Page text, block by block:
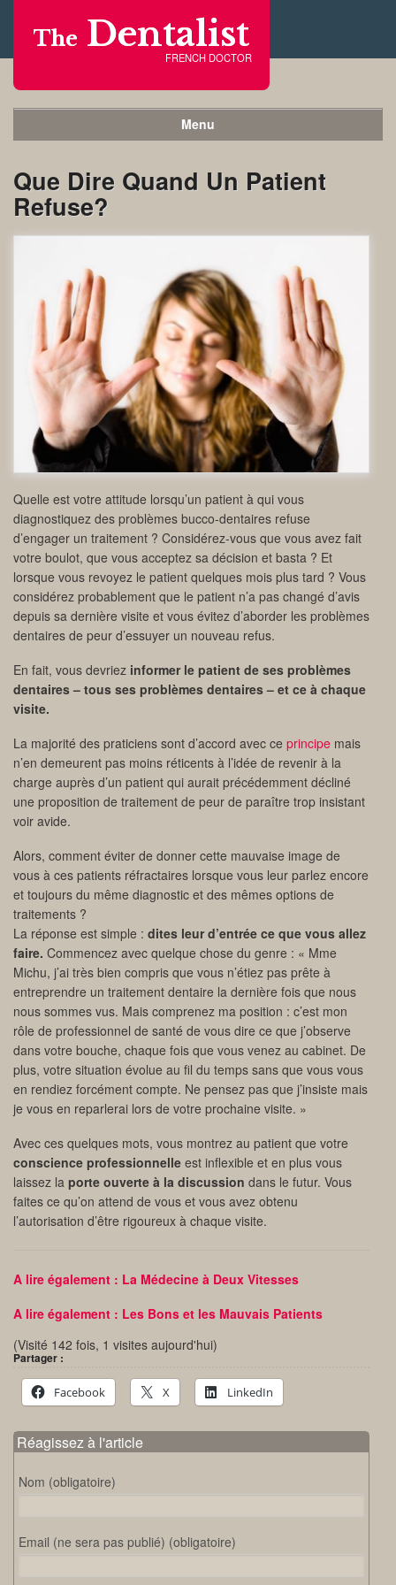
The Dentalist
FRENCH DOCTOR
Menu
Que Dire Quand Un Patient
Refuse?
Quelle est votre attitude lorsqu’un patient à qui vous
diagnostiquez des problèmes bucco-dentaires refuse
d’engager un traitement ? Considérez-vous que vous avez fait
votre boulot, que vous acceptez sa décision et basta ? Et
lorsque vous revoyez le patient quelques mois plus tard ? Vous
considérez probablement que le patient n’a pas changé d’avis
depuis sa dernière visite et vous évitez d’aborder les problèmes
dentaires de peur d’essuyer un nouveau refus.
En fait, vous devriez informer le patient de ses problèmes
dentaires – tous ses problèmes dentaires – et ce à chaque
visite.
La majorité des praticiens sont d’accord avec ce principe mais
n’en demeurent pas moins réticents à l’idée de revenir à la
charge auprès d’un patient qui aurait précédemment décliné
une proposition de traitement de peur de paraître trop insistant
voir avide.
Alors, comment éviter de donner cette mauvaise image de
vous à ces patients réfractaires lorsque vous leur parlez encore
et toujours du même diagnostic et des mêmes options de
traitements ?
La réponse est simple : dites leur d’entrée ce que vous allez
faire. Commencez avec quelque chose du genre : « Mme
Michu, j’ai très bien compris que vous n’étiez pas prête à
entreprendre un traitement dentaire la dernière fois que nous
nous sommes vus. Mais comprenez ma position : c’est mon
rôle de professionnel de santé de vous dire ce que j’observe
dans votre bouche, chaque fois que vous venez au cabinet. De
plus, votre situation évolue au fil du temps sans que vous vous
en rendiez forcément compte. Ne pensez pas que j’insiste mais
je vous en reparlerai lors de votre prochaine visite. »
Avec ces quelques mots, vous montrez au patient que votre
conscience professionnelle est inflexible et en plus vous
laissez la porte ouverte à la discussion dans le futur. Vous
faites ce qu’on attend de vous et vous avez obtenu
l’autorisation d’être rigoureux à chaque visite.
A lire également : La Médecine à Deux Vitesses
A lire également : Les Bons et les Mauvais Patients
(Visité 142 fois, 1 visites aujourd'hui)
Partager :
Facebook X LinkedIn
Réagissez à l'article
Nom (obligatoire)
Email (ne sera pas publié) (obligatoire)